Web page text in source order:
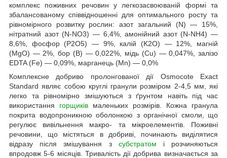
комплекс поживних речовин у легкозасвоюваній формі та
збалансованому співвідношенні для оптимального росту та
рівномірного розвитку рослин: азот загальний (N) — 15%,
нітратний азот (N-NO3) — 6,4%, амонійний азот (N-NH4) —
8,6%, фосфор (P2O5) — 9%, калій (K2O) — 12%, магній
(MgO) — 2%, бор (В) — 0,022%, мідь (Cu) — 0,047%, залізо
EDTA (Fe) — 0,09%, марганець (Mn) — 0,0%
Комплексне добриво пролонгованої дії Osmocote Exact
Standard являє собою круглі гранули розміром 2-4,5 мм, які
легко та рівномірно змішуються з ґрунтом навіть під час
використання горщиків маленьких розмірів. Кожна гранула
покрита водопроникною оболонкою з органічної смоли, що
регулює вивільнення макро- та мікроелементів. Поживні
речовини, що містяться в добриві, починають виділятися
відразу після змішування з субстратом і розчиняються
впродовж 5-6 місяців. Тривалість дії добрива визначається за